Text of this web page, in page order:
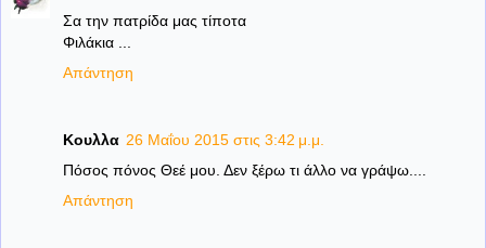
Σα την πατρίδα μας τίποτα
Φιλάκια ...
Απάντηση
Κουλλα 26 Μαΐου 2015 στις 3:42 μ.μ.
Πόσος πόνος Θεέ μου. Δεν ξέρω τι άλλο να γράψω....
Απάντηση